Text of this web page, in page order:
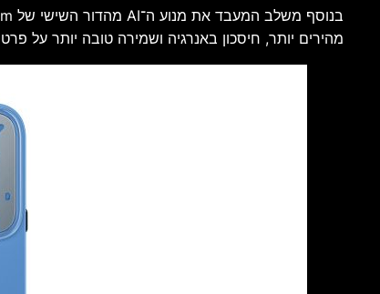
מהירים יותר, חיסכון באנרגיה ושמירה טובה יותר על